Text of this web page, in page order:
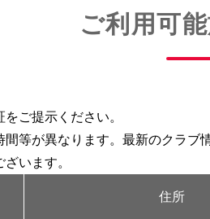
ご利用可
ご提示ください。
等が異なります。最新のクラブ
います。
住所